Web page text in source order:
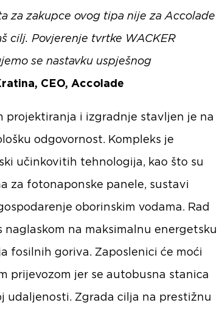
za zakupce ovog tipa nije za Accolade
cilj. Povjerenje tvrtke WACKER
se nastavku uspješnog
CEO, Accolade
projektiranja i izgradnje stavljen je na
odgovornost. Kompleks je
učinkovitih tehnologija, kao što su
za fotonaponske panele, sustavi
oborinskim vodama. Rad
naglaskom na maksimalnu energetsku
fosilnih goriva. Zaposlenici će moći
prijevozom jer se autobusna stanica
udaljenosti. Zgrada cilja na prestižnu